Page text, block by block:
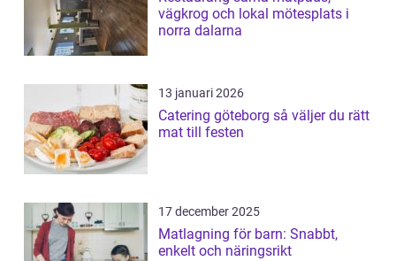
vägkrog och lokal mötesplats i
norra dalarna
13 januari 2026
Catering göteborg så väljer du rätt
mat till festen
17 december 2025
Matlagning för barn: Snabbt,
enkelt och näringsrikt